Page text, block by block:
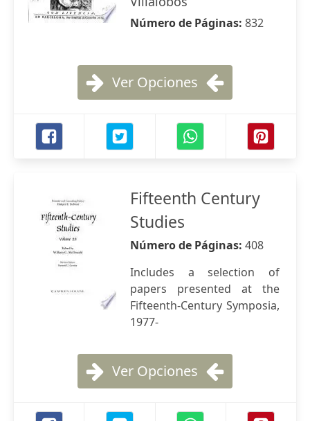
Número de Páginas: 832
Ver Opciones
Fifteenth Century
Studies
Número de Páginas: 408
Includes a selection of
papers presented at the
Fifteenth-Century Symposia,
1977-
Ver Opciones